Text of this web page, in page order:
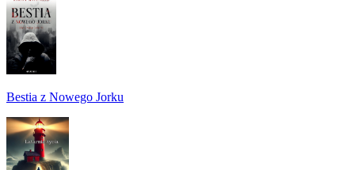
Bestia z Nowego Jorku